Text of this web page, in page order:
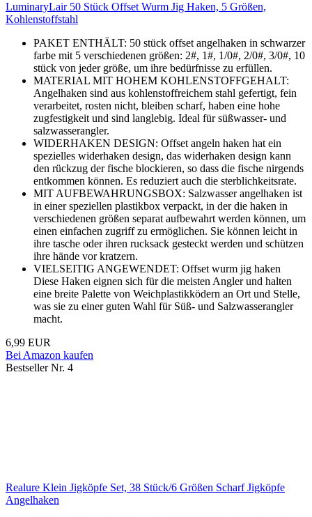
LuminaryLair 50 Stück Offset Wurm Jig Haken, 5 Größen,
Kohlenstoffstahl
PAKET ENTHÄLT: 50 stück offset angelhaken in schwarzer
farbe mit 5 verschiedenen größen: 2#, 1#, 1/0#, 2/0#, 3/0#, 10
stück von jeder größe, um ihre bedürfnisse zu erfüllen.
MATERIAL MIT HOHEM KOHLENSTOFFGEHALT:
Angelhaken sind aus kohlenstoffreichem stahl gefertigt, fein
verarbeitet, rosten nicht, bleiben scharf, haben eine hohe
zugfestigkeit und sind langlebig. Ideal für süßwasser- und
salzwasserangler.
WIDERHAKEN DESIGN: Offset angeln haken hat ein
spezielles widerhaken design, das widerhaken design kann
den rückzug der fische blockieren, so dass die fische nirgends
entkommen können. Es reduziert auch die sterblichkeitsrate.
MIT AUFBEWAHRUNGSBOX: Salzwasser angelhaken ist
in einer speziellen plastikbox verpackt, in der die haken in
verschiedenen größen separat aufbewahrt werden können, um
einen einfachen zugriff zu ermöglichen. Sie können leicht in
ihre tasche oder ihren rucksack gesteckt werden und schützen
ihre hände vor kratzern.
VIELSEITIG ANGEWENDET: Offset wurm jig haken
Diese Haken eignen sich für die meisten Angler und halten
eine breite Palette von Weichplastikködern an Ort und Stelle,
was sie zu einer guten Wahl für Süß- und Salzwasserangler
macht.
6,99 EUR
Bei Amazon kaufen
Bestseller Nr. 4
Realure Klein Jigköpfe Set, 38 Stück/6 Größen Scharf Jigköpfe
Angelhaken